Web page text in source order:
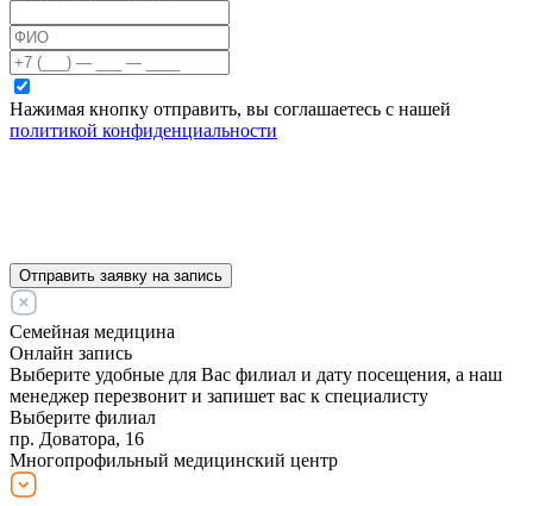
Нажимая кнопку отправить, вы соглашаетесь с нашей
политикой конфиденциальности
Отправить заявку на запись
Семейная медицина
Онлайн запись
Выберите удобные для Вас филиал и дату посещения, а наш
менеджер перезвонит и запишет вас к специалисту
Выберите филиал
пр. Доватора, 16
Многопрофильный медицинский центр